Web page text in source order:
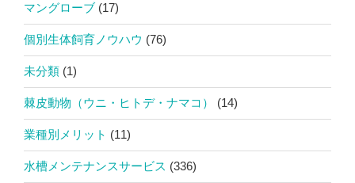
マングローブ (17)
個別生体飼育ノウハウ (76)
未分類 (1)
棘皮動物（ウニ・ヒトデ・ナマコ） (14)
業種別メリット (11)
水槽メンテナンスサービス (336)